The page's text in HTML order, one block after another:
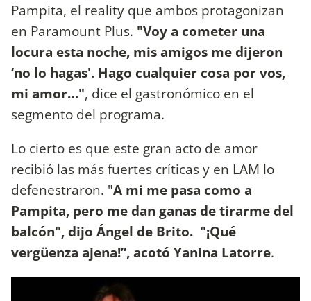
Pampita, el reality que ambos protagonizan
en Paramount Plus. "Voy a cometer una
locura esta noche, mis amigos me dijeron
‘no lo hagas'. Hago cualquier cosa por vos,
mi amor…", dice el gastronómico en el
segmento del programa.
Lo cierto es que este gran acto de amor
recibió las más fuertes críticas y en LAM lo
defenestraron. "A mi me pasa como a
Pampita, pero me dan ganas de tirarme del
balcón", dijo Ángel de Brito. "¡Qué
vergüenza ajena!”, acotó Yanina Latorre.